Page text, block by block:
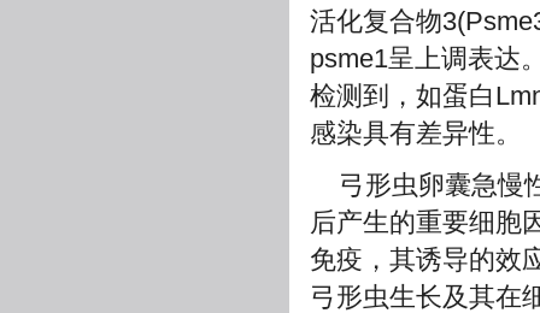
活化复合物
psme1呈上调表达
检测到，如蛋白
感染具有差异性。
弓形虫卵囊急慢
后产生的重要细胞
免疫，其诱导的效
弓形虫生长及其在